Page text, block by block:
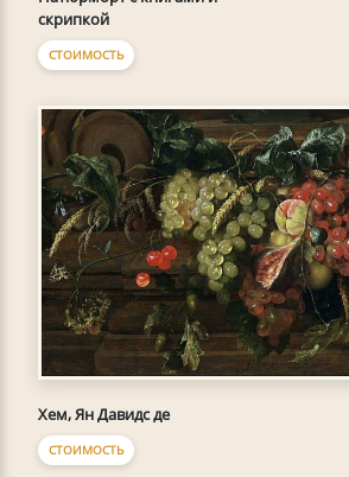
скрипкой
СТОИМОСТЬ
Хем, Ян Давидс де
СТОИМОСТЬ